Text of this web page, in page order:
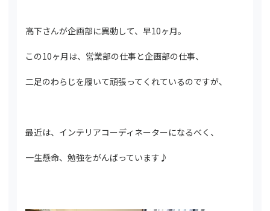
高下さんが企画部に異動して、早10ヶ月。
この10ヶ月は、営業部の仕事と企画部の仕事、
二足のわらじを履いて頑張ってくれているのですが、
最近は、インテリアコーディネーターになるべく、
一生懸命、勉強をがんばっています♪